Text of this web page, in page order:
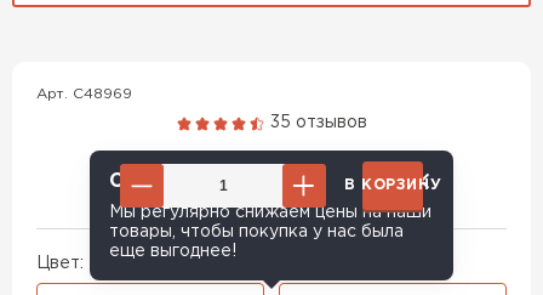
Арт. C48969
35 отзывов
Цвет:
Снижение цены!
Мы регулярно снижаем цены на наши
товары, чтобы покупка у нас была
еще выгоднее!
В КОРЗИНУ